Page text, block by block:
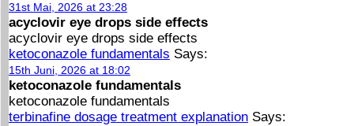
31st Mai, 2026 at 23:28
acyclovir eye drops side effects
acyclovir eye drops side effects
ketoconazole fundamentals Says:
15th Juni, 2026 at 18:02
ketoconazole fundamentals
ketoconazole fundamentals
terbinafine dosage treatment explanation Says: